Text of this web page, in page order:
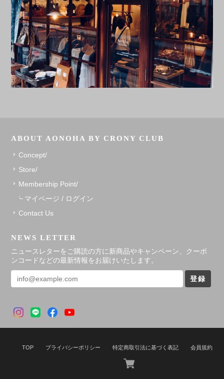
ABOUT AONOHA BY CRONY CLUB
Concept/
Store/
Membership Point/
マイページ / ログイン
Contact Us
NEWS LETTER
ニュースレターをご購読の方に新商品やキャンペーン、クーポ
ンコードなどの最新情報をお届けいたします。
登録
TOP プライバシーポリシー 特定商取引法に基づく表記 会員規約